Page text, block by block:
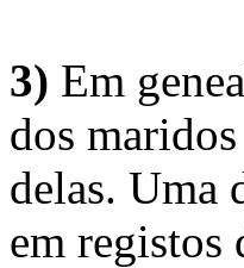
3) Em
dos
delas. Uma
em registos